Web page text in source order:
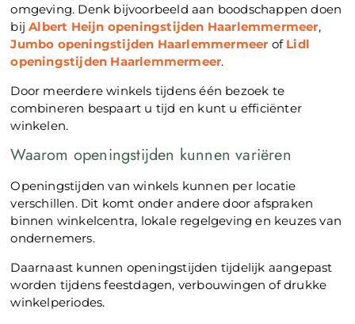
omgeving. Denk bijvoorbeeld aan boodschappen doen
bijAlbert Heijn openingstijden Haarlemmermeer,
Jumbo openingstijden Haarlemmermeer of Lidl
openingstijden Haarlemmermeer.
Door meerdere winkels tijdens één bezoek te
combineren bespaart u tijd en kunt u efficiënter
winkelen.
Waarom openingstijden kunnen variëren
Openingstijden van winkels kunnen per locatie
verschillen. Dit komt onder andere door afspraken
binnen winkelcentra, lokale regelgeving en keuzes van
ondernemers.
Daarnaast kunnen openingstijden tijdelijk aangepast
worden tijdens feestdagen, verbouwingen of drukke
winkelperiodes.